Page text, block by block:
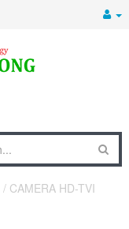
/ CAMERA HD-TVI